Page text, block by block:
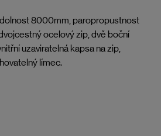
8000mm, paropropustnost
ocelový zip, dvě boční
uzaviratelná kapsa na zip,
límec.